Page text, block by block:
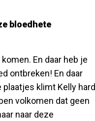
bloedhete
En daar heb je
ontbreken! En daar
klimt Kelly hard
volkomen dat geen
naar deze